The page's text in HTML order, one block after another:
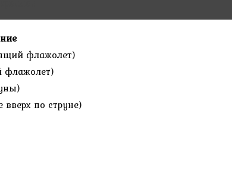
флажолет)
флажолет)
вверх по струне)